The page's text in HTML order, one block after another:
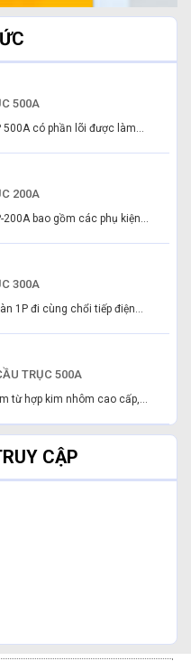
500A
500A có phần lõi được làm...
200A
200A bao gồm các phụ kiện...
300A
1P đi cùng chổi tiếp điện...
TRỤC 500A
từ hợp kim nhôm cao cấp,...
CẬP